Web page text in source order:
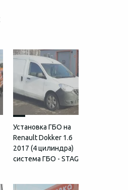
Установка ГБО на
Renault Dokker 1.6
2017 (4 цилиндра)
система ГБО - STAG